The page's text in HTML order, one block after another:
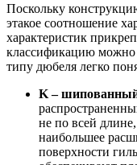
Поскольку
этакое соотношение
характеристик
классификацию можно
типу дюбеля легко
K –
не по всей
наибольшее
поверхности